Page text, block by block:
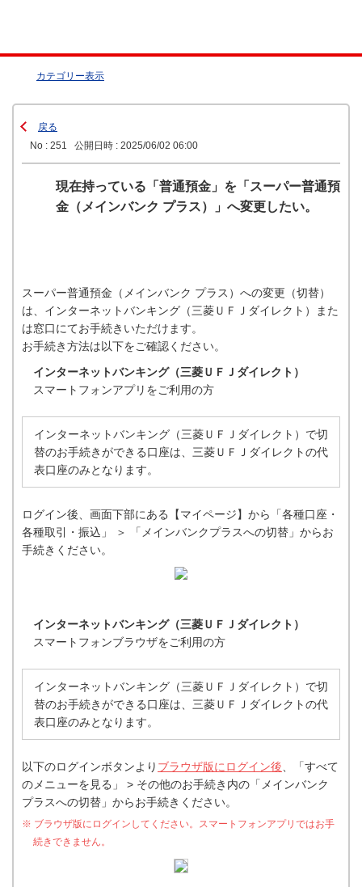
カテゴリー表示
戻る
No : 251
公開日時 : 2025/06/02 06:00
現在持っている「普通預金」を「スーパー普通預
金（メインバンク プラス）」へ変更したい。
スーパー普通預金（メインバンク プラス）への変更（切替）
は、インターネットバンキング（三菱ＵＦＪダイレクト）また
は窓口にてお手続きいただけます。
お手続き方法は以下をご確認ください。
インターネットバンキング（三菱ＵＦＪダイレクト）
スマートフォンアプリをご利用の方
インターネットバンキング（三菱ＵＦＪダイレクト）で切
替のお手続きができる口座は、三菱ＵＦＪダイレクトの代
表口座のみとなります。
ログイン後、画面下部にある【マイページ】から「各種口座・
各種取引・振込」 ＞ 「メインバンクプラスへの切替」からお
手続きください。
インターネットバンキング（三菱ＵＦＪダイレクト）
スマートフォンブラウザをご利用の方
インターネットバンキング（三菱ＵＦＪダイレクト）で切
替のお手続きができる口座は、三菱ＵＦＪダイレクトの代
表口座のみとなります。
以下のログインボタンより ブラウザ版にログイン後 、「すべて
のメニューを見る」 > その他のお手続き内の「メインバンク
プラスへの切替」からお手続きください。
※ ブラウザ版にログインしてください。スマートフォンアプリではお手
続きできません。